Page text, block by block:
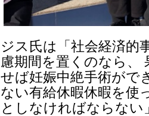
ジス氏は「社会経済的
慮期間を置くのなら、
せば妊娠中絶手術がで
ない有給休暇休暇を使
としなければならない